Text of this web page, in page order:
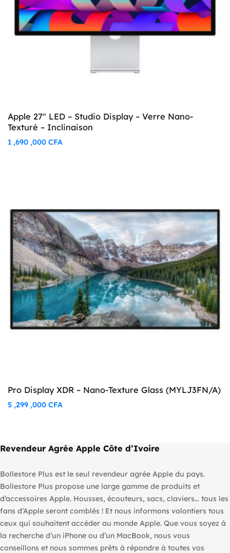
Apple 27″ LED – Studio Display – Verre Nano-
Texturé – Inclinaison
1 ,690 ,000 CFA
Pro Display XDR – Nano-Texture Glass (MYLJ3FN/A)
5 ,299 ,000 CFA
Revendeur Agrée Apple Côte d’Ivoire
Bollestore Plus est le seul revendeur agrée Apple du pays.
Bollestore Plus propose une large gamme de produits et
d’accessoires Apple. Housses, écouteurs, sacs, claviers… tous les
fans d’Apple seront comblés ! Et nous informons volontiers tous
ceux qui souhaitent accéder au monde Apple. Que vous soyez à
la recherche d’un iPhone ou d’un MacBook, nous vous
conseillons et nous sommes prêts à répondre à toutes vos